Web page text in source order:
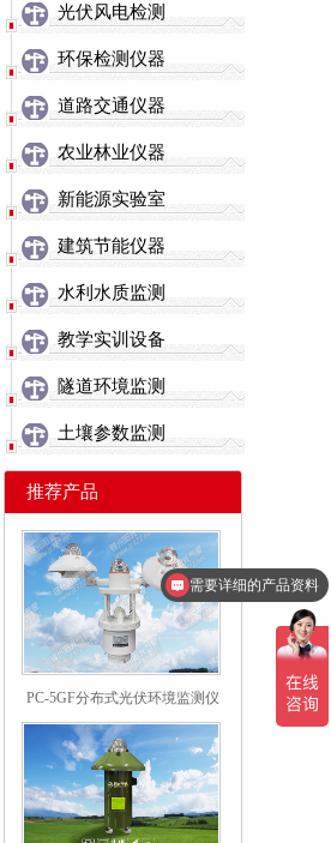
光伏风电检测
环保检测仪器
道路交通仪器
农业林业仪器
新能源实验室
建筑节能仪器
水利水质监测
教学实训设备
隧道环境监测
土壤参数监测
推荐产品
PC-5GF分布式光伏环境监测仪
需要详细的产品资料